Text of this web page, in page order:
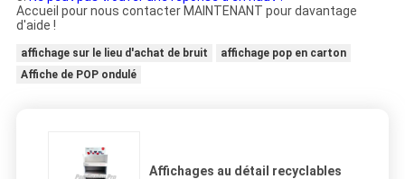
Accueil pour nous contacter MAINTENANT pour davantage
d'aide !
affichage sur le lieu d'achat de bruit
affichage pop en carton
Affiche de POP ondulé
Affichages au détail recyclables